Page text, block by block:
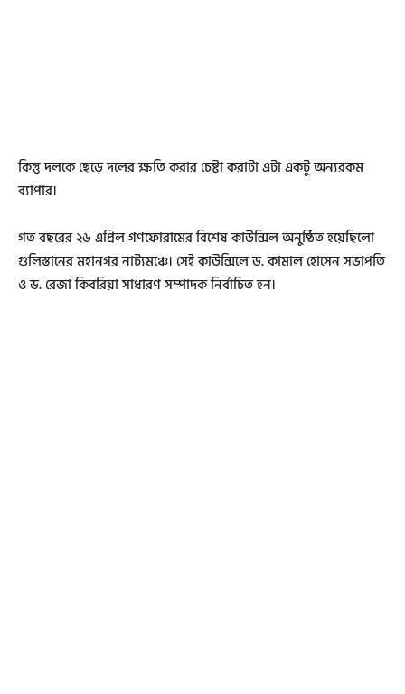
কিন্তু দলকে ছেড়ে দলের ক্ষতি করার চেষ্টা করাটা এটা একটু অন্যরকম
ব্যাপার।
গত বছরের ২৬ এপ্রিল গণফোরামের বিশেষ কাউন্সিল অনুষ্ঠিত হয়েছিলো
গুলিস্তানের মহানগর নাট্যমঞ্চে। সেই কাউন্সিলে ড. কামাল হোসেন সভাপতি
ও ড. রেজা কিবরিয়া সাধারণ সম্পাদক নির্বাচিত হন।